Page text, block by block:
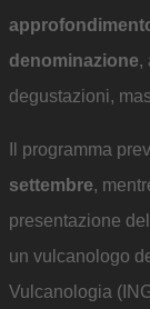
denominazione,
degustazioni,
Il programma
settembre,
presentazione
un vulcanologo
Vulcanologia